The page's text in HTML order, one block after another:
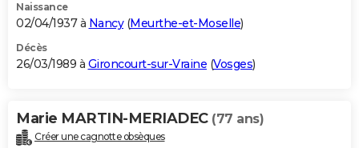
Naissance
02/04/1937 à Nancy(Meurthe-et-Moselle)
Décès
26/03/1989 à Gironcourt-sur-Vraine (Vosges)
Marie MARTIN-MERIADEC (77 ans)
Créer une cagnotte obsèques